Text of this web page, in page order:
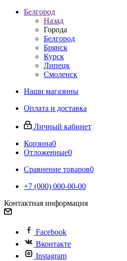
Белгород
Назад
Города
Белгород
Брянск
Курск
Липецк
Смоленск
Наши магазины
Оплата и доставка
Личный кабинет
Корзина0
Отложенные0
Сравнение товаров0
+7 (000) 000-00-00
Контактная информация
Facebook
Вконтакте
Instagram